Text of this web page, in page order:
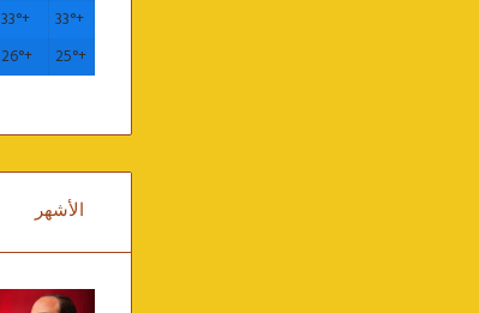
+
33°
+
33°
+
25°
+
26°
الأشهر